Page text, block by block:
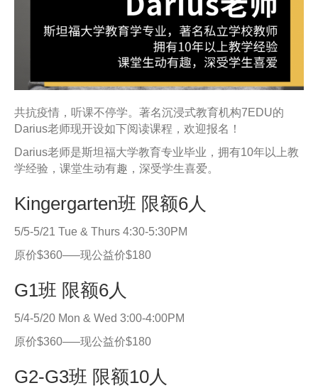
共抗疫情，听课不停学。著名沉浸式教育机构7EDU的
Darius老师现开设如下阅读课程，欢迎报名！
Darius老师是斯坦福大学教育专业毕业，拥有10年以上教
学经验，课堂生动有趣，深受学生喜爱。
Kingergarten班 限额6人
5/5-5/21 Tue & Thurs 4:30-5:30PM
原价$360—–现公益价$180
G1班 限额6人
5/4-5/20 Mon & Wed 3:00-4:00PM
原价$360—–现公益价$180
G2-G3班 限额10人